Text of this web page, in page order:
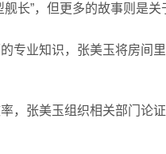
长”，但更多的故事则是
专业知识，张美玉将房间
，张美玉组织相关部门论